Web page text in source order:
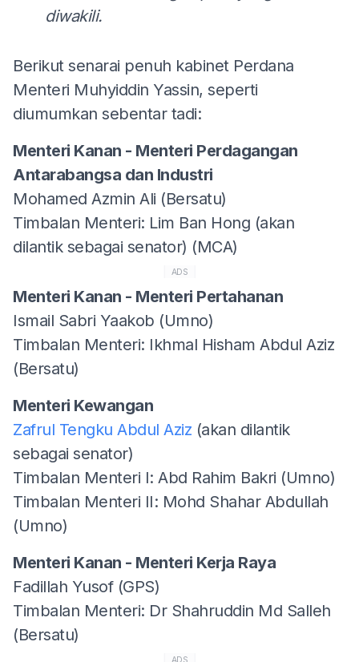
diwakili.
Berikut senarai penuh kabinet Perdana
Menteri Muhyiddin Yassin, seperti
diumumkan sebentar tadi:
Menteri Kanan - Menteri Perdagangan
Antarabangsa dan Industri
Mohamed Azmin Ali (Bersatu)
Timbalan Menteri: Lim Ban Hong (akan
dilantik sebagai senator) (MCA)
ADS
Menteri Kanan - Menteri Pertahanan
Ismail Sabri Yaakob (Umno)
Timbalan Menteri: Ikhmal Hisham Abdul Aziz
(Bersatu)
Menteri Kewangan
Zafrul Tengku Abdul Aziz (akan dilantik
sebagai senator)
Timbalan Menteri I: Abd Rahim Bakri (Umno)
Timbalan Menteri II: Mohd Shahar Abdullah
(Umno)
Menteri Kanan - Menteri Kerja Raya
Fadillah Yusof (GPS)
Timbalan Menteri: Dr Shahruddin Md Salleh
(Bersatu)
ADS